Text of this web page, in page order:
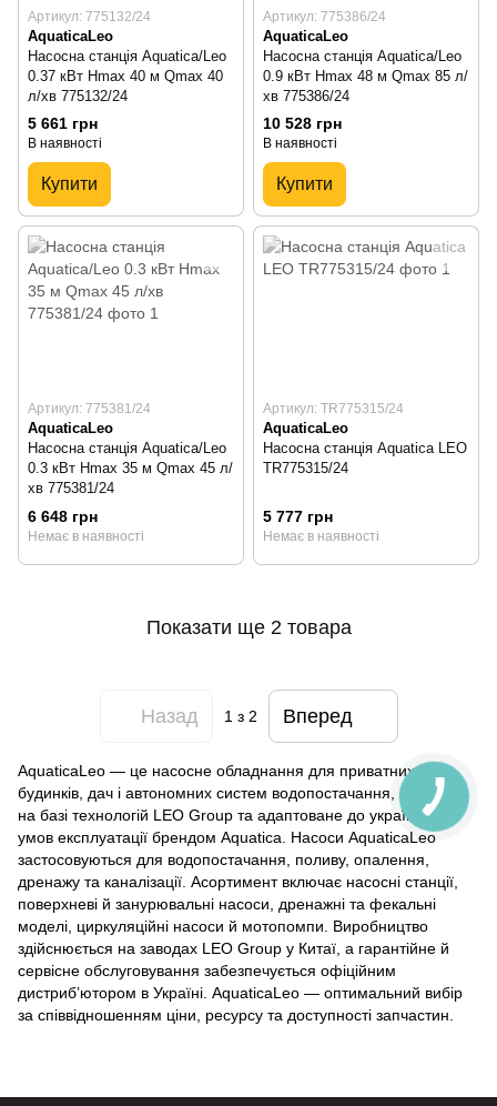
Артикул: 775132/24
AquaticaLeo
Насосна станція Aquatica/Lео
0.37 кВт Hmax 40 м Qmax 40
л/хв 775132/24
5 661 грн
В наявності
Купити
Артикул: 775386/24
AquaticaLeo
Насосна станція Aquatica/Leo
0.9 кВт Hmax 48 м Qmax 85 л/
хв 775386/24
10 528 грн
В наявності
Купити
Артикул: 775381/24
AquaticaLeo
Насосна станція Aquatica/Leo
0.3 кВт Hmax 35 м Qmax 45 л/
хв 775381/24
6 648 грн
Немає в наявності
Артикул: TR775315/24
AquaticaLeo
Насосна станція Aquatica LEO
TR775315/24
5 777 грн
Немає в наявності
Показати ще 2 товара
Назад 1 з 2 Вперед
AquaticaLeo — це насосне обладнання для приватних
будинків, дач і автономних систем водопостачання, створене
на базі технологій LEO Group та адаптоване до українських
умов експлуатації брендом Aquatica. Насоси AquaticaLeo
застосовуються для водопостачання, поливу, опалення,
дренажу та каналізації. Асортимент включає насосні станції,
поверхневі й занурювальні насоси, дренажні та фекальні
моделі, циркуляційні насоси й мотопомпи. Виробництво
здійснюється на заводах LEO Group у Китаї, а гарантійне й
сервісне обслуговування забезпечується офіційним
дистриб’ютором в Україні. AquaticaLeo — оптимальний вибір
за співвідношенням ціни, ресурсу та доступності запчастин.